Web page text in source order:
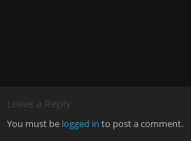
Leave a Reply
You must be logged in to post a comment.